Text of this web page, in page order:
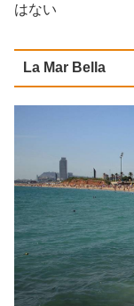
はない
La Mar Bella